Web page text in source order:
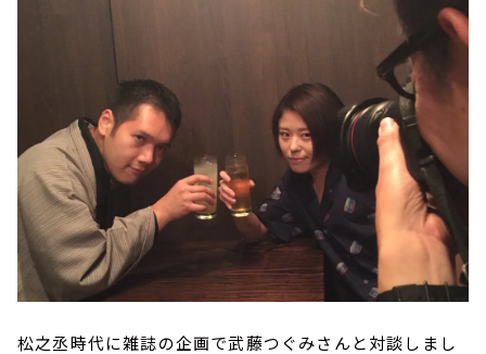
松之丞時代に雑誌の企画で武藤つぐみさんと対談しまし